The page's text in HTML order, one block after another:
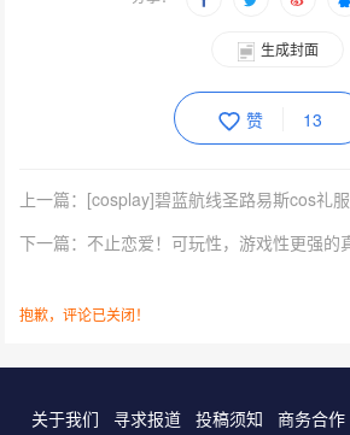
生成封面
赞 13
上一篇：[cosplay]碧蓝航线圣路易斯cos礼服
抱歉，评论已关闭！
关于我们 寻求报道 投稿须知 商务合作